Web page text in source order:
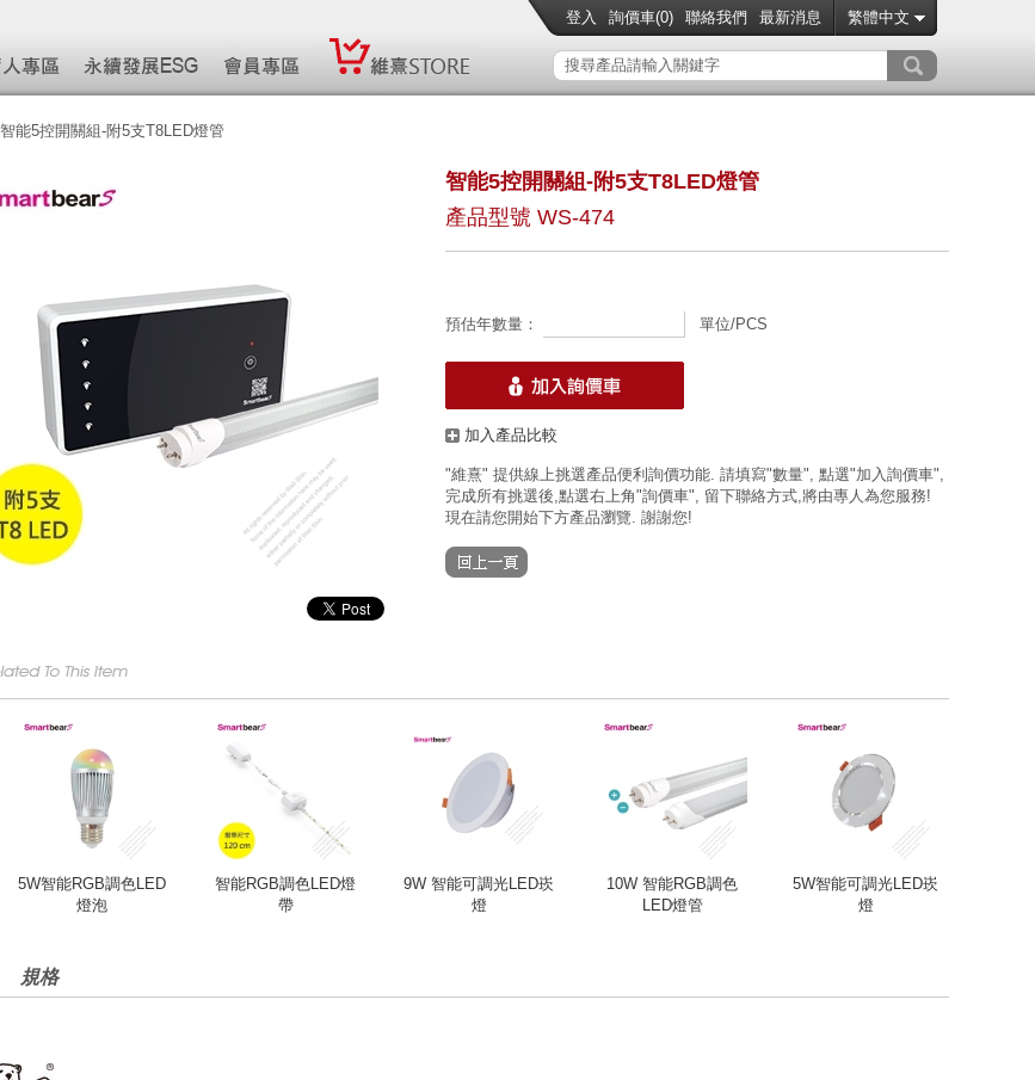
登入 詢價車(0) 聯絡我們 最新消息 繁體中文
智能5控開關組-附5支T8LED燈管
智能5控開關組-附5支T8LED燈管
產品型號 WS-474
預估年數量： 單位/PCS
加入產品比較
"維熹" 提供線上挑選產品便利詢價功能. 請填寫"數量", 點選"加入詢價車",
完成所有挑選後,點選右上角"詢價車", 留下聯絡方式,將由專人為您服務!
現在請您開始下方產品瀏覽. 謝謝您!
5W智能RGB調色LED
燈泡
智能RGB調色LED燈
帶
9W 智能可調光LED崁
燈
10W 智能RGB調色
LED燈管
5W智能可調光LED崁
燈
規格